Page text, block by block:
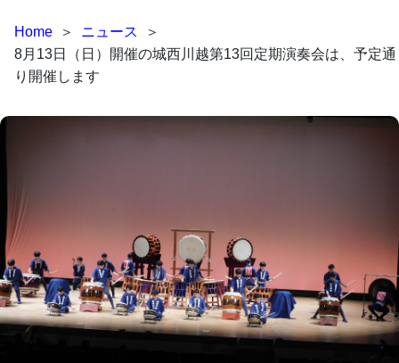
Home ＞ ニュース
＞
8月13日（日）開催の城西川越第13回定期演奏会は、予定通
り開催します